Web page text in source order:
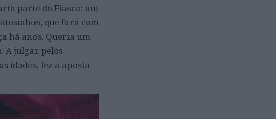
parte do Fiasco: um
que fará com
há anos. Queria um
A julgar pelos
idades, fez a aposta